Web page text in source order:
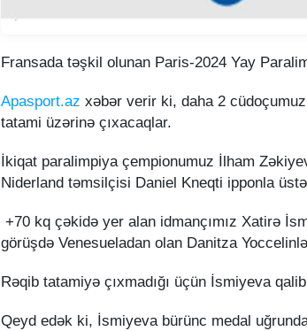
Fransada təşkil olunan Paris-2024 Yay
Apasport.az xəbər verir ki, daha 2
tatami üzərinə çıxacaqlar.
İkiqat paralimpiya çempionumuz İlham
Niderland təmsilçisi Daniel Kneqti ipponla
+70 kq çəkidə yer alan idmançımız Xatirə
görüşdə Venesueladan olan Danitza
Rəqib tatamiyə çıxmadığı üçün İsmiyeva
Qeyd edək ki, İsmiyeva bürünc medal